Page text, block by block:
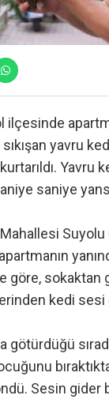
ilçesinde
yavru
Yavru
saniye
Suyolu
göre, sokaktan
kedi
götürdüğü
Sesin gider